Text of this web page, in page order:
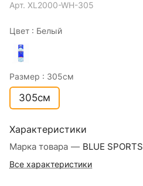
Арт. XL2000-WH-305
Цвет : Белый
Размер : 305см
305см
Характеристики
Марка товара — BLUE SPORTS
Все характеристики